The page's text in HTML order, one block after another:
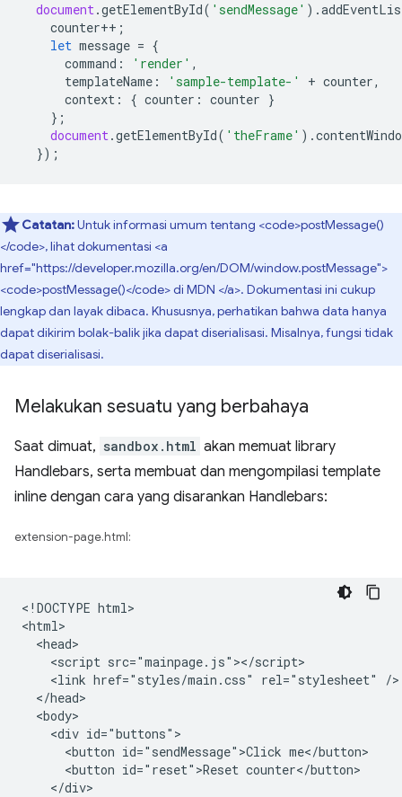
document.getElementById( 'sendMessage' ).
counter++ ;
let message = {
command : 'render' ,
templateName : 'sample-template-' + counter,
context : { counter : counter }
};
document.getElementById( 'theFrame' ).
});
Catatan:Untuk informasi umum tentang <code>postMessage()
</code>, lihat dokumentasi <a
href="https://developer.mozilla.org/en/DOM/window.postMessage">
<code>postMessage()</code> di MDN </a>. Dokumentasi ini cukup
lengkap dan layak dibaca. Khususnya, perhatikan bahwa data hanya
dapat dikirim bolak-balik jika dapat diserialisasi. Misalnya, fungsi tidak
dapat diserialisasi.
Melakukan sesuatu yang berbahaya
Saat dimuat, sandbox.html akan memuat library
Handlebars, serta membuat dan mengompilasi template
inline dengan cara yang disarankan Handlebars:
extension-page.html:
<!DOCTYPE html>
<html>
  <head>
    <script src="mainpage.js"></script>
    <link href="styles/main.css" rel="stylesheet" />
  </head>
  <body>
    <div id="buttons">
      <button id="sendMessage">Click me</button>
      <button id="reset">Reset counter</button>
    </div>